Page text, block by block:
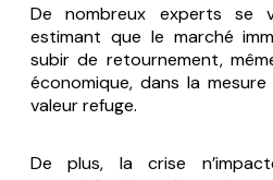
De nombreux experts se
estimant que le marché
subir de retournement,
économique, dans la
valeur refuge.
De plus, la crise